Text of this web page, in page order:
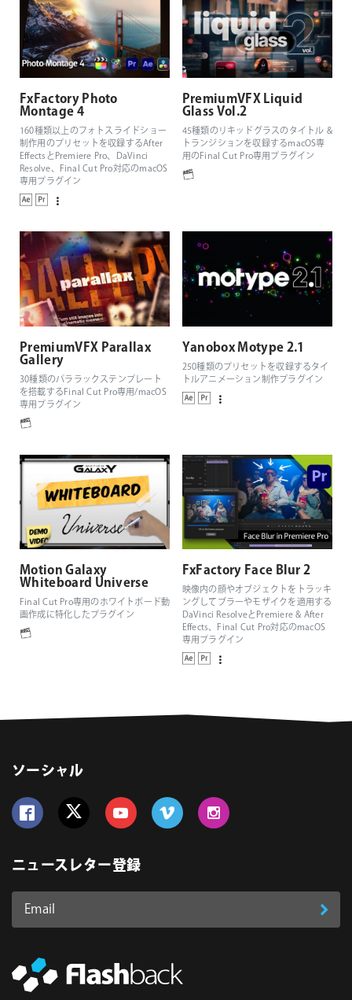
FxFactory Photo
Montage 4
160種類以上のフォトスライドショー
制作用のプリセットを収録するAfter
EffectsとPremiere Pro、DaVinci
Resolve、Final Cut Pro対応のmacOS
専用プラグイン
PremiumVFX Liquid
Glass Vol.2
45種類のリキッドグラスのタイトル &
トランジションを収録するmacOS専
用のFinal Cut Pro専用プラグイン
PremiumVFX Parallax
Gallery
30種類のパララックステンプレート
を搭載するFinal Cut Pro専用/macOS
専用プラグイン
Yanobox Motype 2.1
250種類のプリセットを収録するタイ
トルアニメーション制作プラグイン
Motion Galaxy
Whiteboard Universe
Final Cut Pro専用のホワイトボード動
画作成に特化したプラグイン
FxFactory Face Blur 2
映像内の顔やオブジェクトをトラッキ
ングしてブラーやモザイクを適用する
DaVinci ResolveとPremiere & After
Effects、Final Cut Pro対応のmacOS
専用プラグイン
ソーシャル
ニュースレター登録
Email
ス
登